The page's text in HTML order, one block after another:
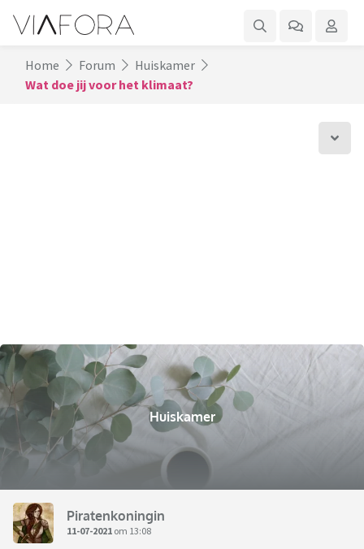
Home Forum
Huiskamer
Wat doe jij voor het klimaat?
Huiskamer
Piratenkoningin
11-07-2021 om 13:08